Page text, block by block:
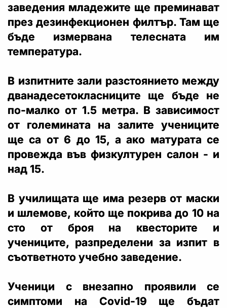
заведения младежите ще преминават
през дезинфекционен филтър. Там ще
бъде измервана телесната им
температура.
В изпитните зали разстоянието между
дванадесетокласниците ще бъде не
по-малко от 1.5 метра. В зависимост
от големината на залите учениците
ще са от 6 до 15, а ако матурата се
провежда във физкултурен салон - и
над 15.
В училищата ще има резерв от маски
и шлемове, който ще покрива до 10 на
сто от броя на квесторите и
учениците, разпределени за изпит в
съответното учебно заведение.
Ученици с внезапно проявили се
симптоми на Covid-19 ще бъдат